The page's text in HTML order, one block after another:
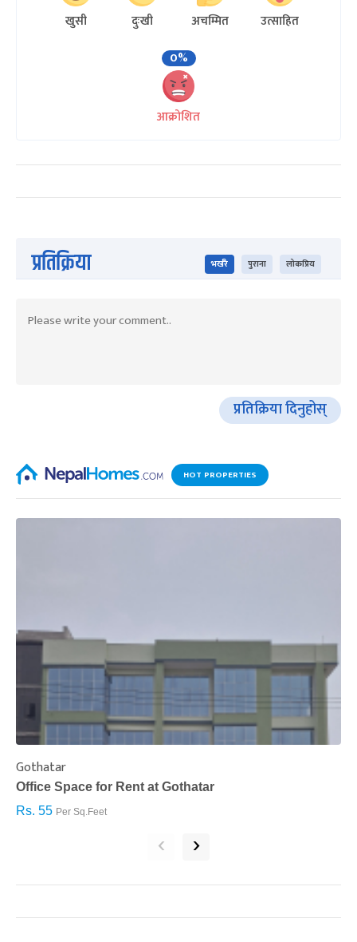
खुसी दुःखी अचम्मित
उत्साहित
0%
आक्रोशित
प्रतिक्रिया भर्खरै पुराना लोकप्रिय
प्रतिक्रिया दिनुहोस्
HOT PROPERTIES
Gothatar
Office Space for Rent at Gothatar
Rs. 55 Per Sq.Feet
‹ ›